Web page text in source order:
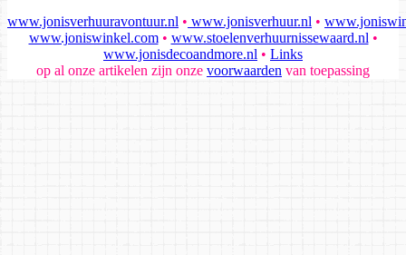
www.jonisverhuuravontuur.nl • www.jonisverhuur.nl •
www.joniswinkel.com• www.stoelenverhuurnissewaard.nl•
www.jonisdecoandmore.nl • Links
op al onze artikelen zijn onze voorwaarden van toepassing